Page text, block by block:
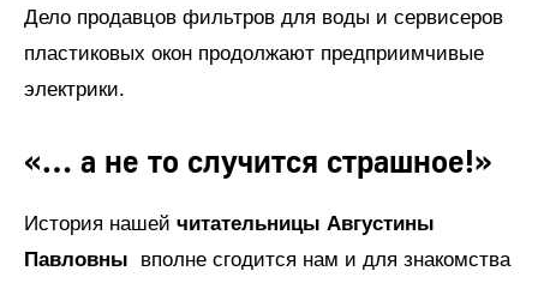
Дело продавцов фильтров для воды и сервисеров
пластиковых окон продолжают предприимчивые
электрики.
«… а не то случится страшное!»
История нашей читательницы Августины
Павловны вполне сгодится нам и для знакомства